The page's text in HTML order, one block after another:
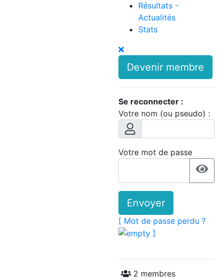
Résultats -
Actualités
Stats
Devenir membre
Se reconnecter :
Votre nom (ou pseudo) :
Votre mot de passe
Envoyer
[ Mot de passe perdu ?
]
2 membres